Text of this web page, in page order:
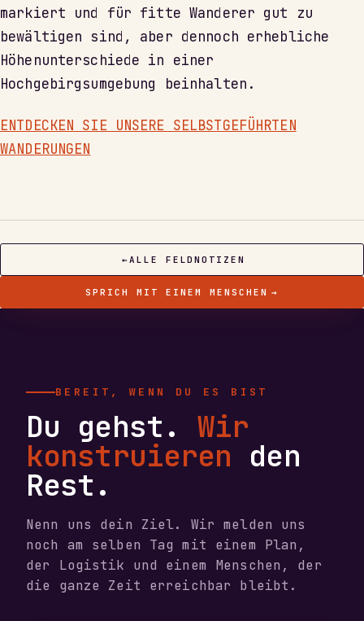
markiert und für fitte Wanderer gut zu
bewältigen sind, aber dennoch erhebliche
Höhenunterschiede in einer
Hochgebirgsumgebung beinhalten.
ENTDECKEN SIE UNSERE SELBSTGEFÜHRTEN
WANDERUNGEN
←ALLE FELDNOTIZEN
SPRICH MIT EINEM MENSCHEN →
BEREIT, WENN DU ES BIST
Du gehst.Wir
konstruieren den
Rest.
Nenn uns dein Ziel. Wir melden uns
noch am selben Tag mit einem Plan,
der Logistik und einem Menschen, der
die ganze Zeit erreichbar bleibt.